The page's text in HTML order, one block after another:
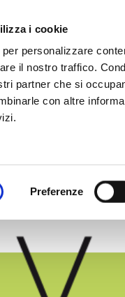
i cookie
personalizzare
il nostro traffico.
partner che si
con altre
Preferenze